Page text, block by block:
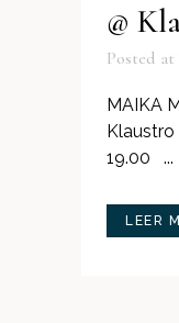
@
Posted at
MAIKA
Klaustro
19.00 ...
LEER